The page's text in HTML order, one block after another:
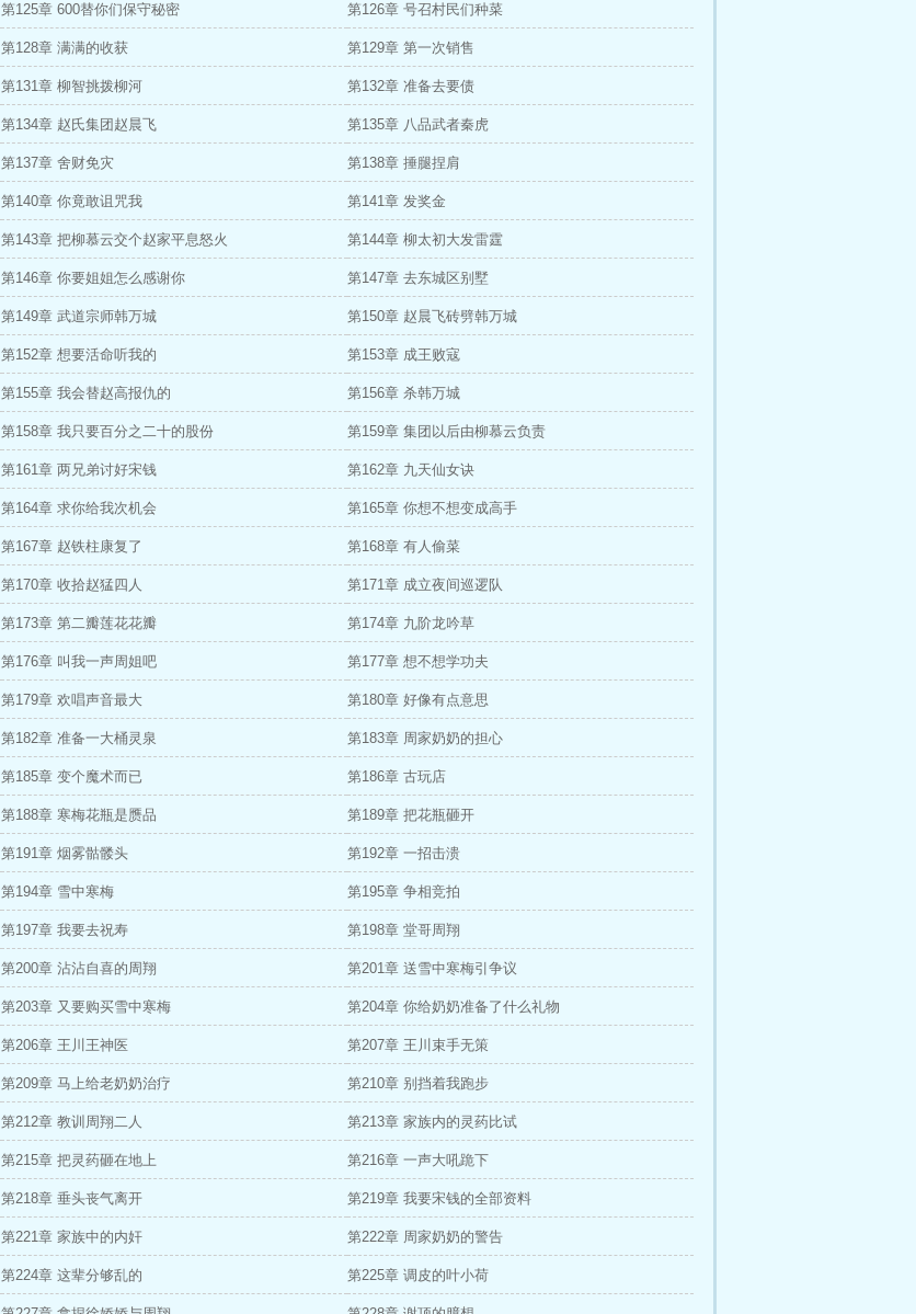
第125章 600替你们保守秘密 第126章 号召村民们种菜
第128章 满满的收获 第129章 第一次销售
第131章 柳智挑拨柳河 第132章 准备去要债
第134章 赵氏集团赵晨飞 第135章 八品武者秦虎
第137章 舍财免灾 第138章 捶腿捏肩
第140章 你竟敢诅咒我 第141章 发奖金
第143章 把柳慕云交个赵家平息怒火 第144章 柳太初大发雷霆
第146章 你要姐姐怎么感谢你 第147章 去东城区别墅
第149章 武道宗师韩万城 第150章 赵晨飞砖劈韩万城
第152章 想要活命听我的 第153章 成王败寇
第155章 我会替赵高报仇的 第156章 杀韩万城
第158章 我只要百分之二十的股份 第159章 集团以后由柳慕云负责
第161章 两兄弟讨好宋钱 第162章 九天仙女诀
第164章 求你给我次机会 第165章 你想不想变成高手
第167章 赵铁柱康复了 第168章 有人偷菜
第170章 收拾赵猛四人 第171章 成立夜间巡逻队
第173章 第二瓣莲花花瓣 第174章 九阶龙吟草
第176章 叫我一声周姐吧 第177章 想不想学功夫
第179章 欢唱声音最大 第180章 好像有点意思
第182章 准备一大桶灵泉 第183章 周家奶奶的担心
第185章 变个魔术而已 第186章 古玩店
第188章 寒梅花瓶是赝品 第189章 把花瓶砸开
第191章 烟雾骷髅头 第192章 一招击溃
第194章 雪中寒梅 第195章 争相竞拍
第197章 我要去祝寿 第198章 堂哥周翔
第200章 沾沾自喜的周翔 第201章 送雪中寒梅引争议
第203章 又要购买雪中寒梅 第204章 你给奶奶准备了什么礼物
第206章 王川王神医 第207章 王川束手无策
第209章 马上给老奶奶治疗 第210章 别挡着我跑步
第212章 教训周翔二人 第213章 家族内的灵药比试
第215章 把灵药砸在地上 第216章 一声大吼跪下
第218章 垂头丧气离开 第219章 我要宋钱的全部资料
第221章 家族中的内奸 第222章 周家奶奶的警告
第224章 这辈分够乱的 第225章 调皮的叶小荷